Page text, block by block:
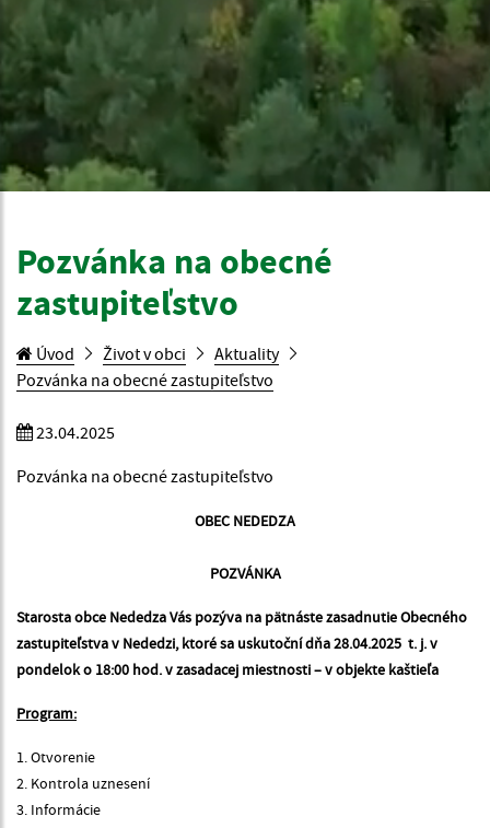
Pozvánka na obecné
zastupiteľstvo
Úvod Život v obci
Aktuality
Pozvánka na obecné zastupiteľstvo
23.04.2025
Pozvánka na obecné zastupiteľstvo
OBEC NEDEDZA
POZVÁNKA
Starosta obce Nededza Vás pozýva na pätnáste zasadnutie Obecného
zastupiteľstva v Nededzi, ktoré sa uskutoční dňa 28.04.2025 t. j. v
pondelok o 18:00 hod. v zasadacej miestnosti – v objekte kaštieľa
Program:
1. Otvorenie
2. Kontrola uznesení
3. Informácie